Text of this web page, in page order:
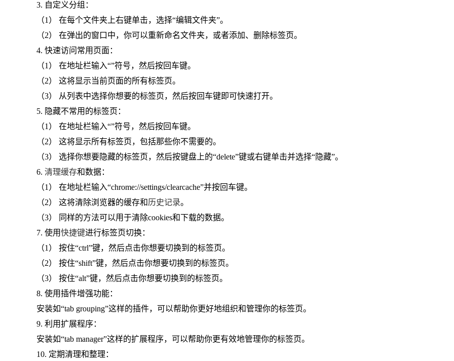
3. 自定义分组：
（1） 在每个文件夹上右键单击，选择“编辑文件夹”。
（2） 在弹出的窗口中，你可以重新命名文件夹，或者添加、删除标签页。
4. 快速访问常用页面：
（1） 在地址栏输入“”符号，然后按回车键。
（2） 这将显示当前页面的所有标签页。
（3） 从列表中选择你想要的标签页，然后按回车键即可快速打开。
5. 隐藏不常用的标签页：
（1） 在地址栏输入“”符号，然后按回车键。
（2） 这将显示所有标签页，包括那些你不需要的。
（3） 选择你想要隐藏的标签页，然后按键盘上的“delete”键或右键单击并选择“隐藏”。
6. 清理缓存和数据：
（1） 在地址栏输入“chrome://settings/clearcache”并按回车键。
（2） 这将清除浏览器的缓存和历史记录。
（3） 同样的方法可以用于清除cookies和下载的数据。
7. 使用快捷键进行标签页切换：
（1） 按住“ctrl”键，然后点击你想要切换到的标签页。
（2） 按住“shift”键，然后点击你想要切换到的标签页。
（3） 按住“alt”键，然后点击你想要切换到的标签页。
8. 使用插件增强功能：
安装如“tab grouping”这样的插件，可以帮助你更好地组织和管理你的标签页。
9. 利用扩展程序：
安装如“tab manager”这样的扩展程序，可以帮助你更有效地管理你的标签页。
10. 定期清理和整理：